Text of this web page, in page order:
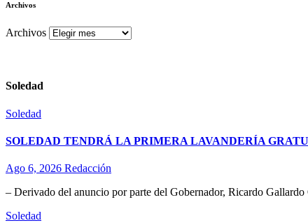
Archivos
Archivos
Soledad
Soledad
SOLEDAD TENDRÁ LA PRIMERA LAVANDERÍA
Ago 6, 2026 Redacción
– Derivado del anuncio por parte del Gobernador, Ricardo
Soledad